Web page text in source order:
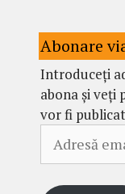
Abonare
Introduceți
abona și veți
vor fi
email